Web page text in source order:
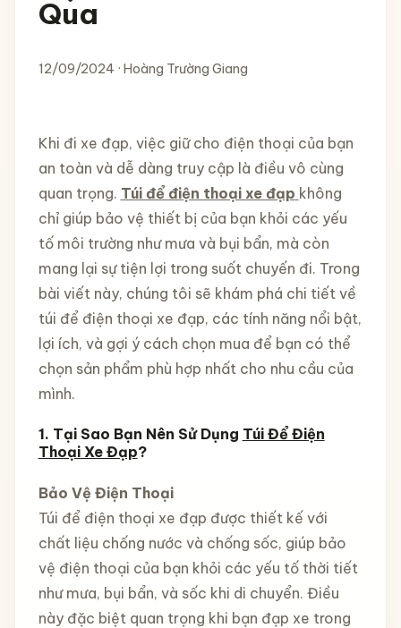
Qua
12/09/2024 · Hoàng Trường Giang
Khi đi xe đạp, việc giữ cho điện thoại của bạn
an toàn và dễ dàng truy cập là điều vô cùng
quan trọng. Túi để điện thoại xe đạp không
chỉ giúp bảo vệ thiết bị của bạn khỏi các yếu
tố môi trường như mưa và bụi bẩn, mà còn
mang lại sự tiện lợi trong suốt chuyến đi. Trong
bài viết này, chúng tôi sẽ khám phá chi tiết về
túi để điện thoại xe đạp, các tính năng nổi bật,
lợi ích, và gợi ý cách chọn mua để bạn có thể
chọn sản phẩm phù hợp nhất cho nhu cầu của
mình.
1. Tại Sao Bạn Nên Sử Dụng Túi Để Điện
Thoại Xe Đạp?
Bảo Vệ Điện Thoại
Túi để điện thoại xe đạp được thiết kế với
chất liệu chống nước và chống sốc, giúp bảo
vệ điện thoại của bạn khỏi các yếu tố thời tiết
như mưa, bụi bẩn, và sốc khi di chuyển. Điều
này đặc biệt quan trọng khi bạn đạp xe trong